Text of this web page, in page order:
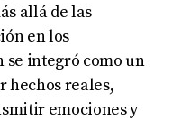
allá de las
en los
se integró como un
hechos reales,
emociones y